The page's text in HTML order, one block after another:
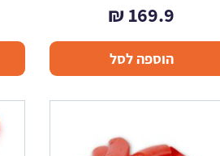
169.9
₪
הוספה לסל